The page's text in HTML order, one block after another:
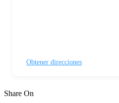
Obtener direcciones
Share On